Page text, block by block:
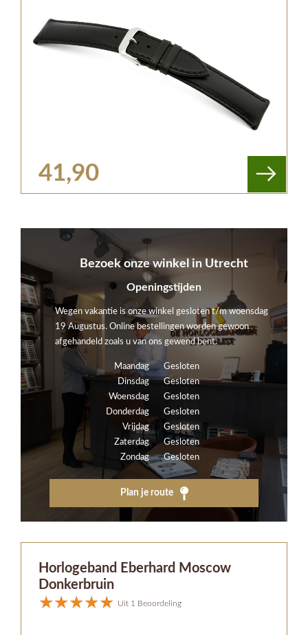
41,90
Bezoek onze winkel in Utrecht
Openingstijden
Wegen vakantie is onze winkel gesloten t/m woensdag
19 Augustus. Online bestellingen worden gewoon
afgehandeld zoals u van ons gewend bent.
Maandag
Gesloten
Dinsdag
Gesloten
Woensdag
Gesloten
Donderdag
Gesloten
Vrijdag
Gesloten
Zaterdag
Gesloten
Zondag
Gesloten
Plan je route
Horlogeband Eberhard Moscow
Donkerbruin
Uit 1 Beoordeling